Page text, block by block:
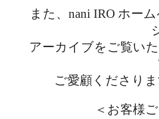
また、nani IRO ホー
アーカイブを ご覧い
ご愛顧くださり
＜お客様